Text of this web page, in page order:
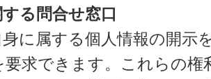
る問合せ窓口
に属する個人情報の開示
求できます。これらの権